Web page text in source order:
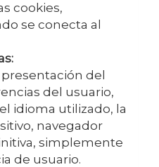
cookies,
se conecta al
del
del usuario,
idioma utilizado, la
navegador
simplemente
de usuario.